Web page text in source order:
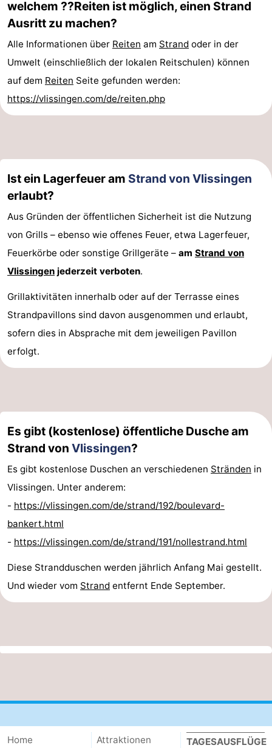
welchem ??Reiten ist möglich, einen Strand
Ausritt zu machen?
Alle Informationen über Reiten am Strand oder in der
Umwelt (einschließlich der lokalen Reitschulen) können
auf dem Reiten Seite gefunden werden:
https://vlissingen.com/de/reiten.php
Ist ein Lagerfeuer am Strand von Vlissingen
erlaubt?
Aus Gründen der öffentlichen Sicherheit ist die Nutzung
von Grills – ebenso wie offenes Feuer, etwa Lagerfeuer,
Feuerkörbe oder sonstige Grillgeräte – am Strand von
Vlissingen jederzeit verboten.
Grillaktivitäten innerhalb oder auf der Terrasse eines
Strandpavillons sind davon ausgenommen und erlaubt,
sofern dies in Absprache mit dem jeweiligen Pavillon
erfolgt.
Es gibt (kostenlose) öffentliche Dusche am
Strand von Vlissingen?
Es gibt kostenlose Duschen an verschiedenen Stränden in
Vlissingen. Unter anderem:
- https://vlissingen.com/de/strand/192/boulevard-
bankert.html
- https://vlissingen.com/de/strand/191/nollestrand.html
Diese Strandduschen werden jährlich Anfang Mai gestellt.
Und wieder vom Strand entfernt Ende September.
Home
Attraktionen
TAGESAUSFLÜGE